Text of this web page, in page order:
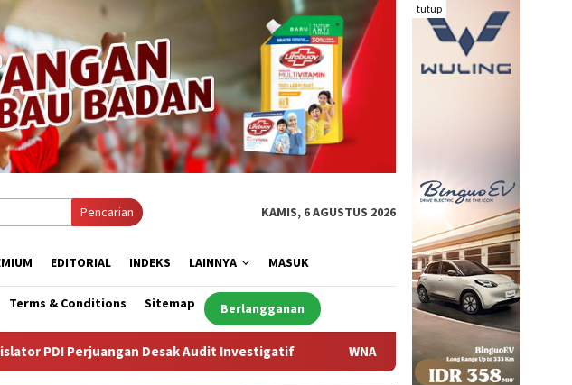
tutup
Pencarian KAMIS, 6 AGUSTUS 2026
EDITORIAL INDEKS LAINNYA MASUK
Terms & Conditions Sitemap Berlangganan
Investigatif WNA Asal Arab Saudi Ditemukan Meninggal di Desa Piong Kabupaten